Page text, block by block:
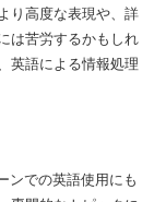
り高度な表現や、詳
は苦労するかもしれ
英語による情報処理
ンでの英語使用にも